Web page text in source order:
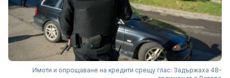
Имоти и опрощаване на кредити срещу глас: Задържаха 48-